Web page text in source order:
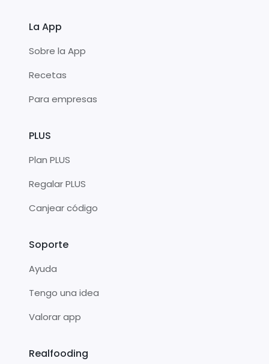
La App
Sobre la App
Recetas
Para empresas
PLUS
Plan PLUS
Regalar PLUS
Canjear código
Soporte
Ayuda
Tengo una idea
Valorar app
Realfooding